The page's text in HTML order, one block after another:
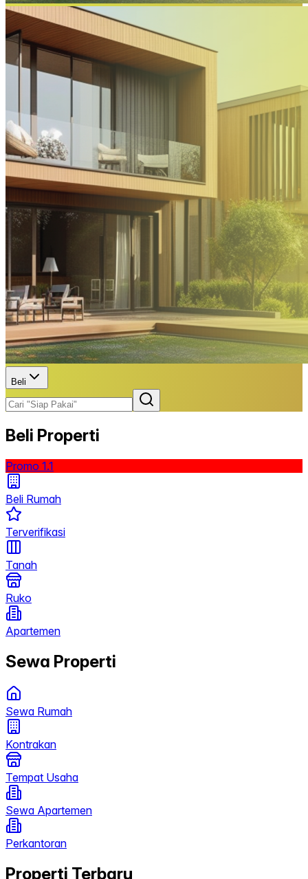
Beli
Beli Properti
Promo 1.1
Beli Rumah
Terverifikasi
Tanah
Ruko
Apartemen
Sewa Properti
Sewa Rumah
Kontrakan
Tempat Usaha
Sewa Apartemen
Perkantoran
Properti Terbaru